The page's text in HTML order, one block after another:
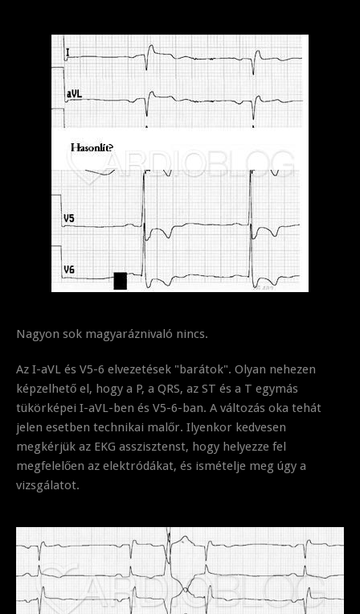
Nagyon sok magyaráznivaló nincs.
Az I-aVL és V5-6 elvezetések "barátok". Olyan nehezen
képzelhető el, hogy a P, a QRS, az ST és a T egymás
tükörképei I-aVL-ben és V5-6-ban. A változás oka tehát
jelen esetben technikai malőr. Ilyenkor kedvesen
megkérjük az EKG asszisztenst, hogy helyezze fel
megfelelően az elektródákat, és ismételje meg úgy a
vizsgálatot.